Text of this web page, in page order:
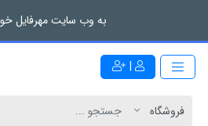
به وب سایت مهرفایل
|